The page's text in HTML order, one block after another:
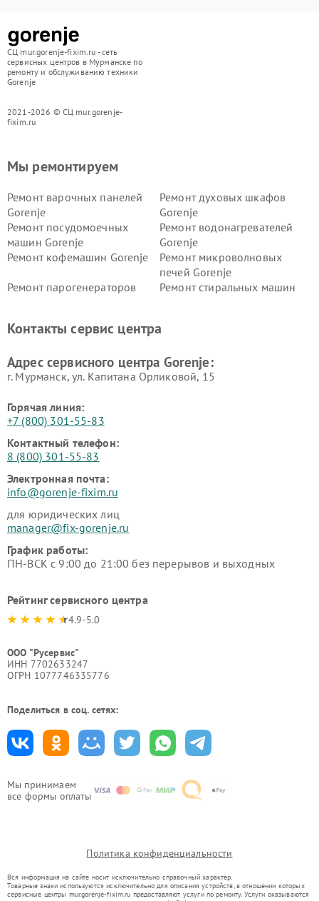
СЦ mur.gorenje-fixim.ru - сеть
сервисных центров в Мурманске по
ремонту и обслуживанию техники
Gorenje
2021-2026 © СЦ mur.gorenje-
fixim.ru
Мы принимаем
все формы оплаты
Мы ремонтируем
Ремонт варочных панелей
Gorenje
Ремонт духовых шкафов
Gorenje
Ремонт посудомоечных
машин Gorenje
Ремонт водонагревателей
Gorenje
Ремонт кофемашин Gorenje
Ремонт микроволновых
печей Gorenje
Ремонт парогенераторов
Ремонт стиральных машин
Контакты сервис центра
Адрес сервисного центра Gorenje:
г. Мурманск, ул. Капитана Орликовой, 15
Горячая линия:
+7 (800) 301-55-83
Контактный телефон:
8 (800) 301-55-83
Электронная почта:
info@gorenje-fixim.ru
для юридических лиц
manager@fix-gorenje.ru
График работы:
ПН-ВСК с 9:00 до 21:00 без перерывов и выходных
Рейтинг сервисного центра
4.9-5.0
ООО "Русервис"
ИНН 7702633247
ОГРН 1077746335776
Поделиться в соц. сетях:
Политика конфиденциальности
Вся информация на сайте носит исключительно справочный характер.
Товарные знаки используются исключительно для описания устройств, в отношении которых
сервисные центры mur.gorenje-fixim.ru предоставляют услуги по ремонту. Услуги оказываются